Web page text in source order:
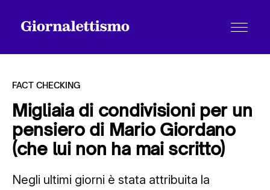
Tutti gli articoli
Chi siamo
FACT CHECKING
Migliaia di condivisioni per un
pensiero di Mario Giordano
(che lui non ha mai scritto)
Negli ultimi giorni è stata attribuita la